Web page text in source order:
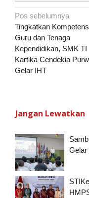
Navigasi
pos
Pos sebelumnya
Tingkatkan
Guru dan Tenaga
Kependidikan, SMK TI
Kartika Cendekia
Gelar IHT
Jangan Lewatkan
Gelar